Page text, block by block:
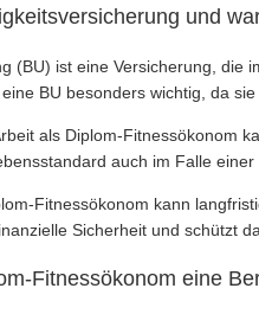
und
(BU) ist eine Versicherung,
BU besonders wichtig, da
als Diplom-Fitnessökonom
auch im Falle
Fitnessökonom kann
Sicherheit und schützt
Fitnessökonom eine